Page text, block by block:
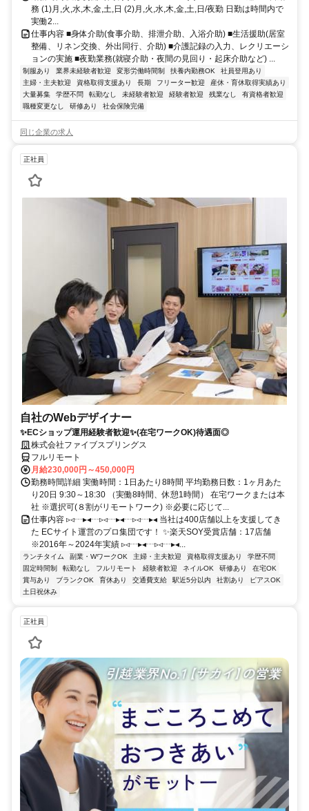
務 (1)月,火,水,木,金,土,日 (2)月,火,水,木,金,土,日/夜勤 日勤は時間内で
実働2...
仕事内容 ■身体介助(食事介助、排泄介助、入浴介助) ■生活援助(居室
整備、リネン交換、外出同行、介助) ■介護記録の入力、レクリエーシ
ョンの実施 ■夜勤業務(就寝介助・夜間の見回り・起床介助など) ...
制服あり 業界未経験者歓迎 変形労働時間制 扶養内勤務OK
社員登用あり
主婦・主夫歓迎
資格取得支援あり 長期 フリーター歓迎
産休・育休取得実績あり
大量募集
学歴不問 転勤なし 未経験者歓迎 経験者歓迎 残業なし
有資格者歓迎
職種変更なし
研修あり 社会保険完備
同じ企業の求人
正社員
自社のWebデザイナー
✨ECショップ運用経験者歓迎✨(在宅ワークOK)待遇面◎
株式会社ファイブスプリングス
フルリモート
月給230,000円～450,000円
勤務時間詳細 実働時間：1日あたり8時間 平均勤務日数：1ヶ月あた
り20日 9:30～18:30 （実働8時間、休憩1時間） 在宅ワークまたは本
社 ※選択可(８割がリモートワーク) ※必要に応じて...
仕事内容 ▹◃┄▸◂┄▹◃┄▸◂┄▹◃┄▸◂ 当社は400店舗以上を支援してき
た ECサイト運営のプロ集団です！ ✨楽天SOY受賞店舗：17店舗
※2016年～2024年実績 ▹◃┄▸◂┄▹◃┄▸◂...
ランチタイム 副業・WワークOK 主婦・主夫歓迎 資格取得支援あり
学歴不問
固定時間制
転勤なし フルリモート 経験者歓迎 ネイルOK 研修あり
在宅OK
賞与あり
ブランクOK 育休あり 交通費支給 駅近5分以内 社割あり
ピアスOK
土日祝休み
正社員